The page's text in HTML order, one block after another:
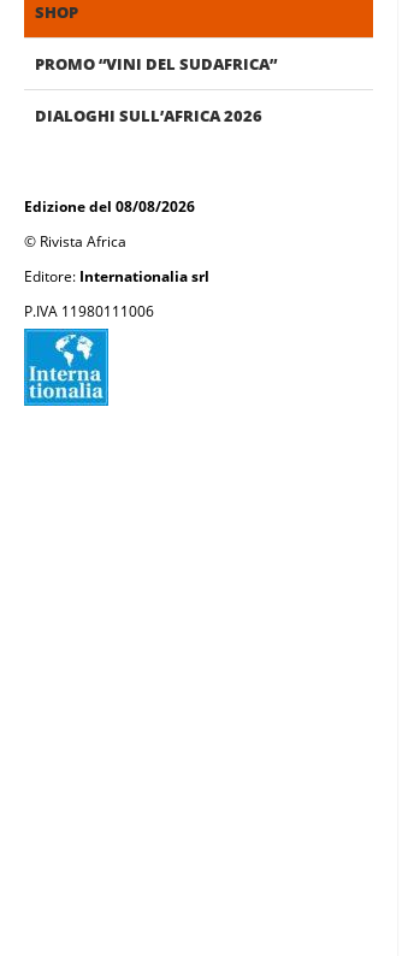
SHOP
PROMO “VINI DEL SUDAFRICA”
DIALOGHI SULL’AFRICA 2026
Edizione del 08/08/2026
© Rivista Africa
Editore: Internationalia srl
P.IVA 11980111006